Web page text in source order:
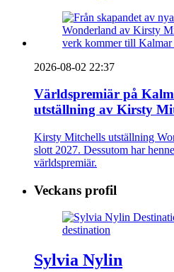
2026-08-02 22:37
Världspremiär på
utställning av Kirsty
Kirsty Mitchells utställning
slott 2027. Dessutom har
världspremiär.
Veckans profil
Sylvia Nylin